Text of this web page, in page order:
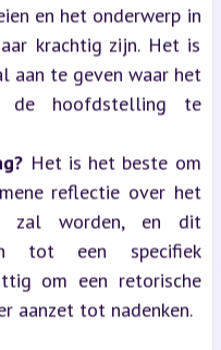
en het onderwerp in
krachtig zijn. Het is
aan te geven waar het
hoofdstelling te
Het is het beste om
reflectie over het
zal worden, en dit
tot een specifiek
om een retorische
aanzet tot nadenken.